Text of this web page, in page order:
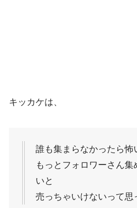
キッカケは、
誰も集まらなかったら怖
もっとフォロワーさん集
いと
売っちゃいけないって